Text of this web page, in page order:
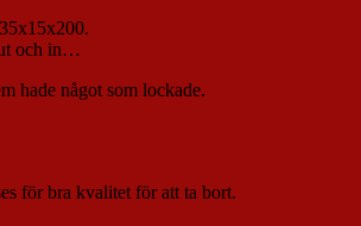
ut och in…
hade något som lockade.
för bra kvalitet för att ta bort.